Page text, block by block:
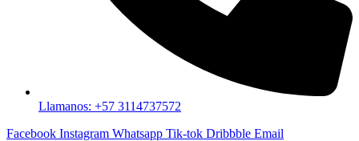
Llamanos: +57 3114737572
Facebook Instagram Whatsapp Tik-tok Dribbble Email